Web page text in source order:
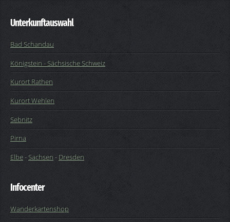
Unterkunftauswahl
Bad Schandau
Königstein - Sächsische Schweiz
Kurort Rathen
Kurort Wehlen
Sebnitz
Pirna
Elbe-Sachsen - Dresden
Infocenter
Wanderkartenshop